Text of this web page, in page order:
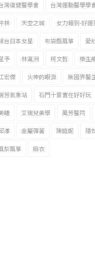
灣復健醫學會 台灣運動醫學學
林 天空之城 女力報到-好運
台日本女星 布袋戲風箏 愛
予 林瀛洲 柯文哲 樂生
宏傑 火神的眼淚 無國界醫
芳氣象站 石門十景實在好好玩
睫 艾瑞兒美學 萬芳醫院
澤 金屬彈簧 陳庭妮 隱
梨風箏 麻衣